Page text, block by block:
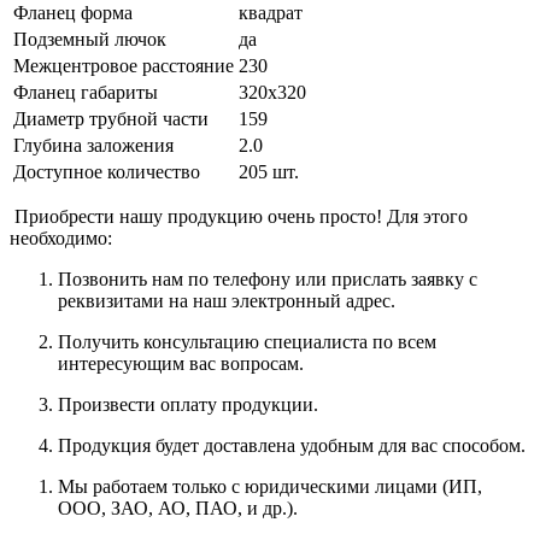
Фланец форма
квадрат
Подземный лючок
да
Межцентровое расстояние 230
Фланец габариты
320х320
Диаметр трубной части
159
Глубина заложения
2.0
Доступное количество
205 шт.
Приобрести нашу продукцию очень просто! Для этого
необходимо:
Позвонить нам по телефону или прислать заявку с
реквизитами на наш электронный адрес.
Получить консультацию специалиста по всем
интересующим вас вопросам.
Произвести оплату продукции.
Продукция будет доставлена удобным для вас способом.
Мы работаем только с юридическими лицами (ИП,
ООО, ЗАО, АО, ПАО, и др.).